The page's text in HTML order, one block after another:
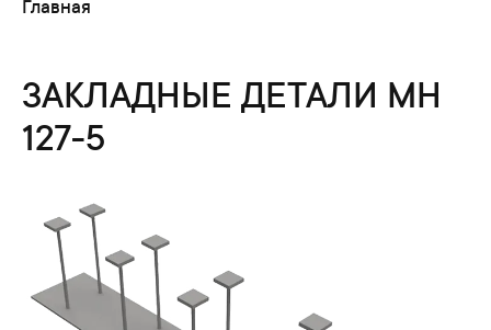
Главная
ЗАКЛАДНЫЕ ДЕТАЛИ МН
127-5